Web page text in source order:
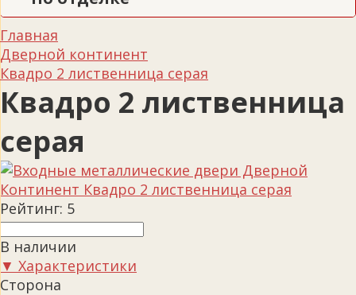
Главная
Дверной континент
Квадро 2 лиственница серая
Квадро 2 лиственница
серая
Рейтинг: 5
В наличии
▼ Характеристики
Сторона